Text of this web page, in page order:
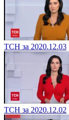
ТСН за 2020.12.03
ТСН за 2020.12.02